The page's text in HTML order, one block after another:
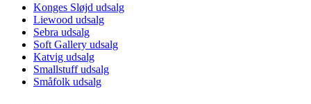
Konges Sløjd udsalg
Liewood udsalg
Sebra udsalg
Soft Gallery udsalg
Katvig udsalg
Smallstuff udsalg
Småfolk udsalg